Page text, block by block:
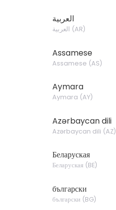
العربية
العربية (AR)
Assamese
Assamese (AS)
Aymara
Aymara (AY)
Azərbaycan dili
Azərbaycan dili (AZ)
Беларуская
Беларуская (BE)
български
български (BG)